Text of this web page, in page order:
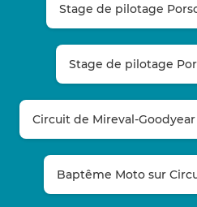
Stage de pilotage
Stage de pilotage
Circuit de Mireval-Goodyear
Baptême Moto sur